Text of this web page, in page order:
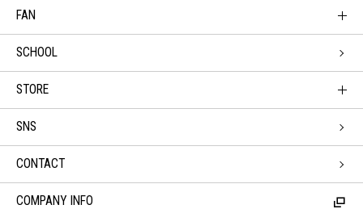
FAN
SCHOOL
STORE
SNS
CONTACT
COMPANY INFO